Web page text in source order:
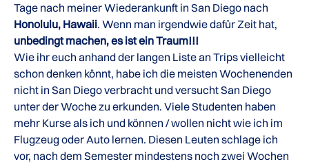
Tage nach meiner Wiederankunft in San Diego nach
Honolulu, Hawaii. Wenn man irgendwie dafür Zeit hat,
unbedingt machen, es ist ein Traum!!!
Wie ihr euch anhand der langen Liste an Trips vielleicht
schon denken könnt, habe ich die meisten Wochenenden
nicht in San Diego verbracht und versucht San Diego
unter der Woche zu erkunden. Viele Studenten haben
mehr Kurse als ich und können / wollen nicht wie ich im
Flugzeug oder Auto lernen. Diesen Leuten schlage ich
vor, nach dem Semester mindestens noch zwei Wochen